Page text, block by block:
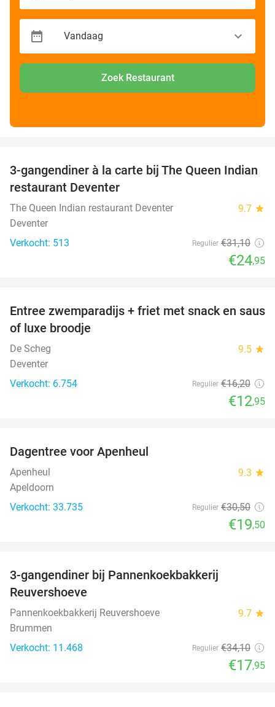
Zoek Restaurant
20%
3-gangendiner à la carte bij The Queen Indian
restaurant Deventer
The Queen Indian restaurant Deventer 9.7 star
Deventer
Verkocht: 513
Regulier €31,10
€24,95
20%
Entree zwemparadijs + friet met snack en saus
of luxe broodje
De Scheg 9.5 star
Deventer
Verkocht: 6.754
Regulier €16,20
€12,95
Dagentree voor Apenheul
Apenheul 9.3 star
Apeldoorn
Verkocht: 33.735
Regulier €30,50
€19,50
3-gangendiner bij Pannenkoekbakkerij
Reuvershoeve
Pannenkoekbakkerij Reuvershoeve 9.7 star
Brummen
Verkocht: 11.468
Regulier €34,10
€17,95